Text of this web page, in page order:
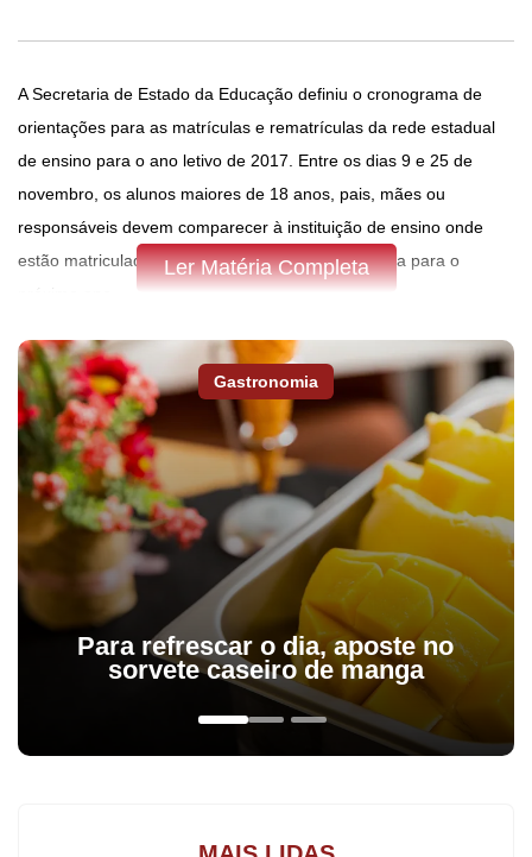
A Secretaria de Estado da Educação definiu o cronograma de
orientações para as matrículas e rematrículas da rede estadual
de ensino para o ano letivo de 2017. Entre os dias 9 e 25 de
novembro, os alunos maiores de 18 anos, pais, mães ou
responsáveis devem comparecer à instituição de ensino onde
estão matriculados a fim de confirmar a rematrícula para o
De 21 a 25 de dezembro será feita a entrega da carta-matrícula
aos alunos de 5º ano e 9º ano do Ensino Fundamental das redes
municipal e estadual de ensino. “É importante os pais e
Ler Matéria Completa
Gastronomia
Para refrescar o dia, aposte no
sorvete caseiro de manga